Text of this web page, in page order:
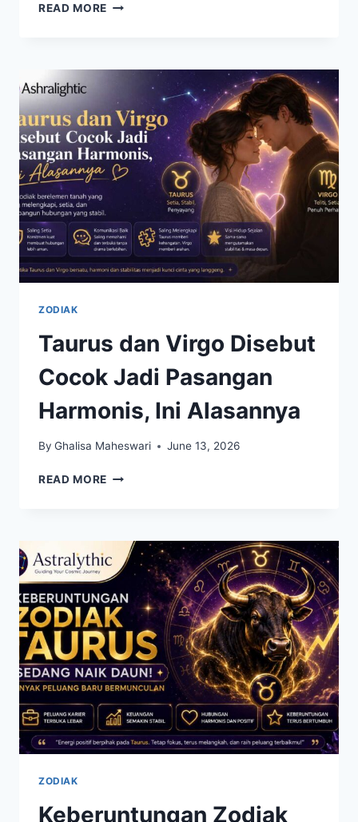
READ MORE TAURUS
PELUANG
DAN
TANTANGAN
YANG
PERLU
DIHADAPI
ZODIAK
Taurus dan Virgo Disebut
Cocok Jadi Pasangan
Harmonis, Ini Alasannya
By Ghalisa Maheswari June 13, 2026
READ MORE TAURUS
COCOK
JADI
PASANGAN
HARMONIS,
INI
ALASANNYA
ZODIAK
Keberuntungan Zodiak